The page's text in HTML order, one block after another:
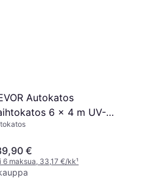
Autokatos
6 x 4 m UV-
€
6 maksua, 33,17 €/kk¹